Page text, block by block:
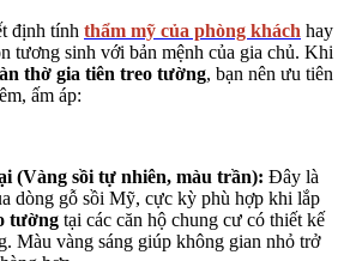
định tính thẩm mỹ của phòng khách hay
tương sinh với bản mệnh của gia chủ. Khi
thờ gia tiên treo tường, bạn nên ưu tiên
ấm áp:
(Vàng sồi tự nhiên, màu trần): Đây là
dòng gỗ sồi Mỹ, cực kỳ phù hợp khi lắp
tường tại các căn hộ chung cư có thiết kế
Màu vàng sáng giúp không gian nhỏ trở